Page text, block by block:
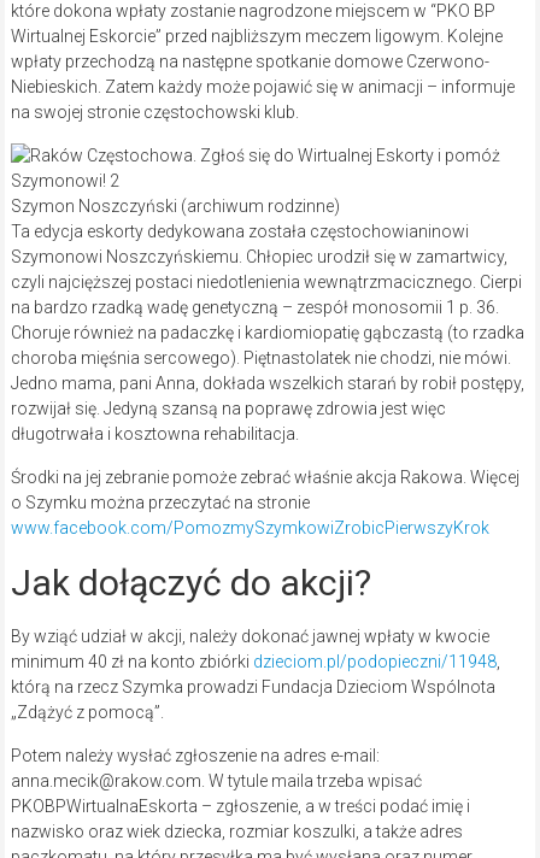
które dokona wpłaty zostanie nagrodzone miejscem w “PKO BP
Wirtualnej Eskorcie” przed najbliższym meczem ligowym. Kolejne
wpłaty przechodzą na następne spotkanie domowe Czerwono-
Niebieskich. Zatem każdy może pojawić się w animacji – informuje
na swojej stronie częstochowski klub.
Szymon Noszczyński (archiwum rodzinne)
Ta edycja eskorty dedykowana została częstochowianinowi
Szymonowi Noszczyńskiemu. Chłopiec urodził się w zamartwicy,
czyli najcięższej postaci niedotlenienia wewnątrzmacicznego. Cierpi
na bardzo rzadką wadę genetyczną – zespół monosomii 1 p. 36.
Choruje również na padaczkę i kardiomiopatię gąbczastą (to rzadka
choroba mięśnia sercowego). Piętnastolatek nie chodzi, nie mówi.
Jedno mama, pani Anna, dokłada wszelkich starań by robił postępy,
rozwijał się. Jedyną szansą na poprawę zdrowia jest więc
długotrwała i kosztowna rehabilitacja.
Środki na jej zebranie pomoże zebrać właśnie akcja Rakowa. Więcej
o Szymku można przeczytać na stronie
www.facebook.com/PomozmySzymkowiZrobicPierwszyKrok
Jak dołączyć do akcji?
By wziąć udział w akcji, należy dokonać jawnej wpłaty w kwocie
minimum 40 zł na konto zbiórki dzieciom.pl/podopieczni/11948,
którą na rzecz Szymka prowadzi Fundacja Dzieciom Wspólnota
„Zdążyć z pomocą”.
Potem należy wysłać zgłoszenie na adres e-mail:
anna.mecik@rakow.com. W tytule maila trzeba wpisać
PKOBPWirtualnaEskorta – zgłoszenie, a w treści podać imię i
nazwisko oraz wiek dziecka, rozmiar koszulki, a także adres